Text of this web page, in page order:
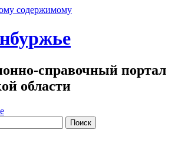
содержимому
справочный портал
области